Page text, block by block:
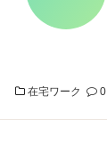
在宅ワーク 0